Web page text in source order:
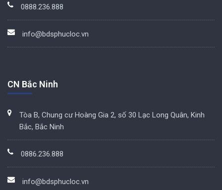
0888.236.888
info@bdsphucloc.vn
CN Bắc Ninh
Tòa B, Chung cư Hoàng Gia 2, số 30 Lạc Long Quân, Kinh
Bắc, Bắc Ninh
0886.236.888
info@bdsphucloc.vn